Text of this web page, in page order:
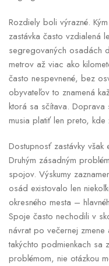
Rozdiely boli výrazné.
zastávka často vzdialená
segregovaných osadách
metrov až viac ako
často nespevnené, bez
obyvateľov to znamená
ktorá sa sčítava. Doprava
musia platiť len preto, kde
Dostupnosť zastávky však
Druhým zásadným
spojov. Výskumy
osád existovalo len
okresného mesta –
Spoje často nechodili v
návrat po večernej
takýchto podmienkach sa
problémom, nie otázkou